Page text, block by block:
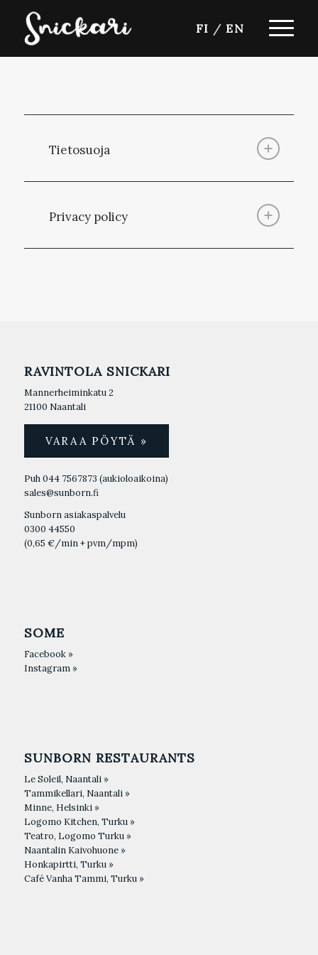
FI / EN
Tietosuoja
Privacy policy
RAVINTOLA SNICKARI
Mannerheiminkatu 2
21100 Naantali
VARAA PÖYTÄ »
Puh 044 7567873 (aukioloaikoina)
sales@sunborn.fi
Sunborn asiakaspalvelu
0300 44550
(0,65 €/min + pvm/mpm)
SOME
Facebook »
Instagram »
SUNBORN RESTAURANTS
Le Soleil, Naantali »
Tammikellari, Naantali »
Minne, Helsinki »
Logomo Kitchen, Turku »
Teatro, Logomo Turku »
Naantalin Kaivohuone »
Honkapirtti, Turku »
Café Vanha Tammi, Turku »